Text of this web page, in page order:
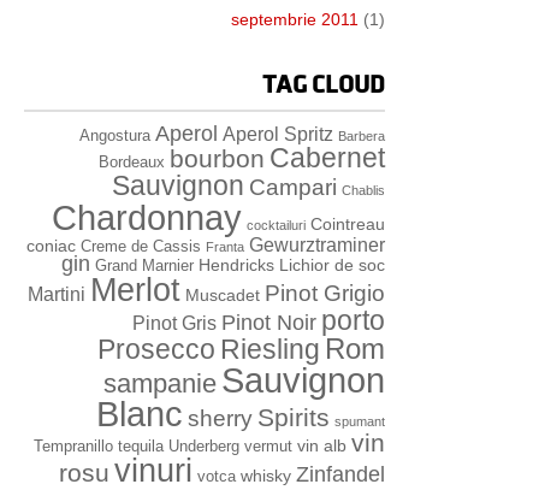
septembrie 2011 (1)
TAG CLOUD
Angostura Aperol Aperol Spritz Barbera
Bordeaux bourbon Cabernet
Sauvignon Campari Chablis
Chardonnay cocktailuri Cointreau
coniac Creme de Cassis Franta Gewurztraminer
gin Grand Marnier Hendricks Lichior de soc
Martini Merlot Muscadet Pinot Grigio
Pinot Gris Pinot Noir porto
Prosecco Riesling Rom
sampanie Sauvignon
Blanc sherry Spirits spumant
Tempranillo tequila Underberg vermut vin alb vin
rosu vinuri votca whisky Zinfandel